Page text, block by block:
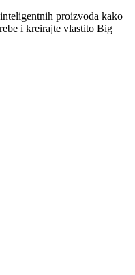
proizvoda kako
i kreirajte vlastito Big